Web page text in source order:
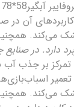
کاربردهای آن
می‌کند.
کاربرد
ترتل اصلی با
می‌کند.